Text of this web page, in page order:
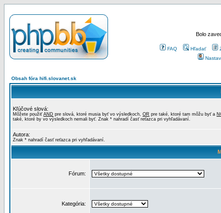
Bolo
FAQ Hľadať
Obsah fóra hifi.slovanet.sk
Kľúčové slová:
Môžete použiť AND pre slová, ktoré musia byť vo výsledkoch, OR pre také, ktoré tam môžu byť a
také, ktoré by vo výsledkoch nemali byť. Znak * nahradí časť reťazca pri vyhľadávaní.
Autora:
Znak * nahradí časť reťazca pri vyhľadávaní.
Fórum:
Kategória: